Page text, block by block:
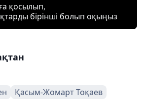
қосылып,
бірінші болып оқыңыз
Қасым-Жомарт Тоқаев